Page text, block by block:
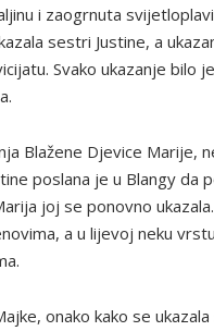
i zaogrnuta
sestri Justine, a
Svako ukazanje bilo
Blažene Djevice Marije,
poslana je u Blangy da
joj se ponovno
a u lijevoj neku
onako kako se